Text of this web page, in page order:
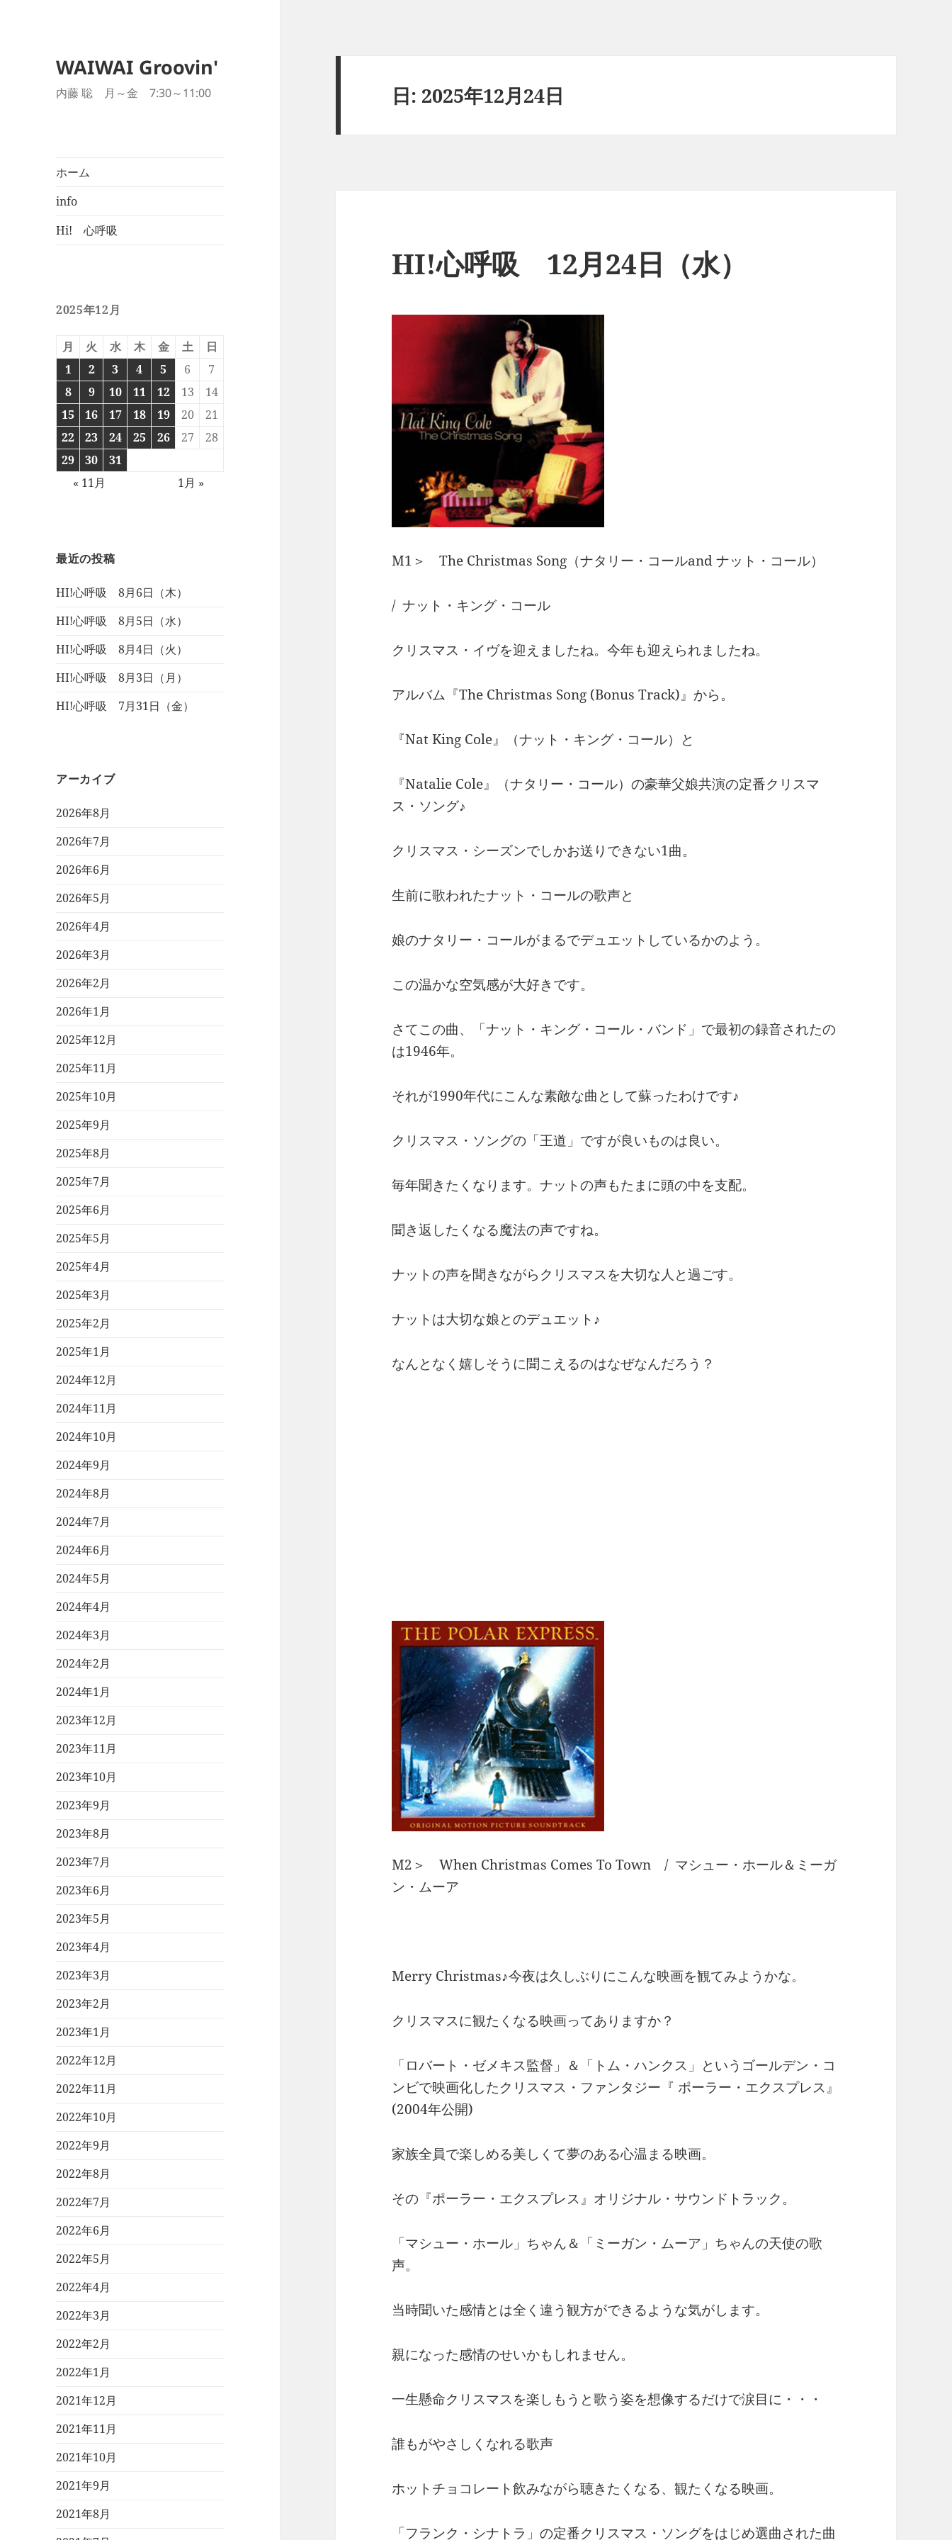
WAIWAI Groovin'
内藤 聡 月～金 7:30～11:00
ホーム
info
Hi! 心呼吸
2025年12月
月 火 水 木 金 土
日
1
2 3 4 5 6
7
8
9 10 11 12 13
14
15
16 17 18 19 20
21
22
23 24 25 26 27
28
29
30
31
« 11月
1月 »
最近の投稿
HI!心呼吸 8月6日（木）
HI!心呼吸 8月5日（水）
HI!心呼吸 8月4日（火）
HI!心呼吸 8月3日（月）
HI!心呼吸 7月31日（金）
アーカイブ
2026年8月
2026年7月
2026年6月
2026年5月
2026年4月
2026年3月
2026年2月
2026年1月
2025年12月
2025年11月
2025年10月
2025年9月
2025年8月
2025年7月
2025年6月
2025年5月
2025年4月
2025年3月
2025年2月
2025年1月
2024年12月
2024年11月
2024年10月
2024年9月
2024年8月
2024年7月
2024年6月
2024年5月
2024年4月
2024年3月
2024年2月
2024年1月
2023年12月
2023年11月
2023年10月
2023年9月
2023年8月
2023年7月
2023年6月
2023年5月
2023年4月
2023年3月
2023年2月
2023年1月
2022年12月
2022年11月
2022年10月
2022年9月
2022年8月
2022年7月
2022年6月
2022年5月
2022年4月
2022年3月
2022年2月
2022年1月
2021年12月
2021年11月
2021年10月
2021年9月
2021年8月
日: 2025年12月24日
HI!心呼吸 12月24日（水）
M1＞ The Christmas Song（ナタリー・コールand ナット・コール）
/ ナット・キング・コール
クリスマス・イヴを迎えましたね。今年も迎えられましたね。
アルバム『The Christmas Song (Bonus Track)』から。
『Nat King Cole』（ナット・キング・コール）と
『Natalie Cole』（ナタリー・コール）の豪華父娘共演の定番クリスマ
ス・ソング♪
クリスマス・シーズンでしかお送りできない1曲。
生前に歌われたナット・コールの歌声と
娘のナタリー・コールがまるでデュエットしているかのよう。
この温かな空気感が大好きです。
さてこの曲、「ナット・キング・コール・バンド」で最初の録音されたの
は1946年。
それが1990年代にこんな素敵な曲として蘇ったわけです♪
クリスマス・ソングの「王道」ですが良いものは良い。
毎年聞きたくなります。ナットの声もたまに頭の中を支配。
聞き返したくなる魔法の声ですね。
ナットの声を聞きながらクリスマスを大切な人と過ごす。
ナットは大切な娘とのデュエット♪
なんとなく嬉しそうに聞こえるのはなぜなんだろう？
M2＞ When Christmas Comes To Town / マシュー・ホール＆ミーガ
ン・ムーア
Merry Christmas♪今夜は久しぶりにこんな映画を観てみようかな。
クリスマスに観たくなる映画ってありますか？
「ロバート・ゼメキス監督」＆「トム・ハンクス」というゴールデン・コ
ンビで映画化したクリスマス・ファンタジー『 ポーラー・エクスプレス』
(2004年公開)
家族全員で楽しめる美しくて夢のある心温まる映画。
その『ポーラー・エクスプレス』オリジナル・サウンドトラック。
「マシュー・ホール」ちゃん＆「ミーガン・ムーア」ちゃんの天使の歌
声。
当時聞いた感情とは全く違う観方ができるような気がします。
親になった感情のせいかもしれません。
一生懸命クリスマスを楽しもうと歌う姿を想像するだけで涙目に・・・
誰もがやさしくなれる歌声
ホットチョコレート飲みながら聴きたくなる、観たくなる映画。
「フランク・シナトラ」の定番クリスマス・ソングをはじめ選曲された曲